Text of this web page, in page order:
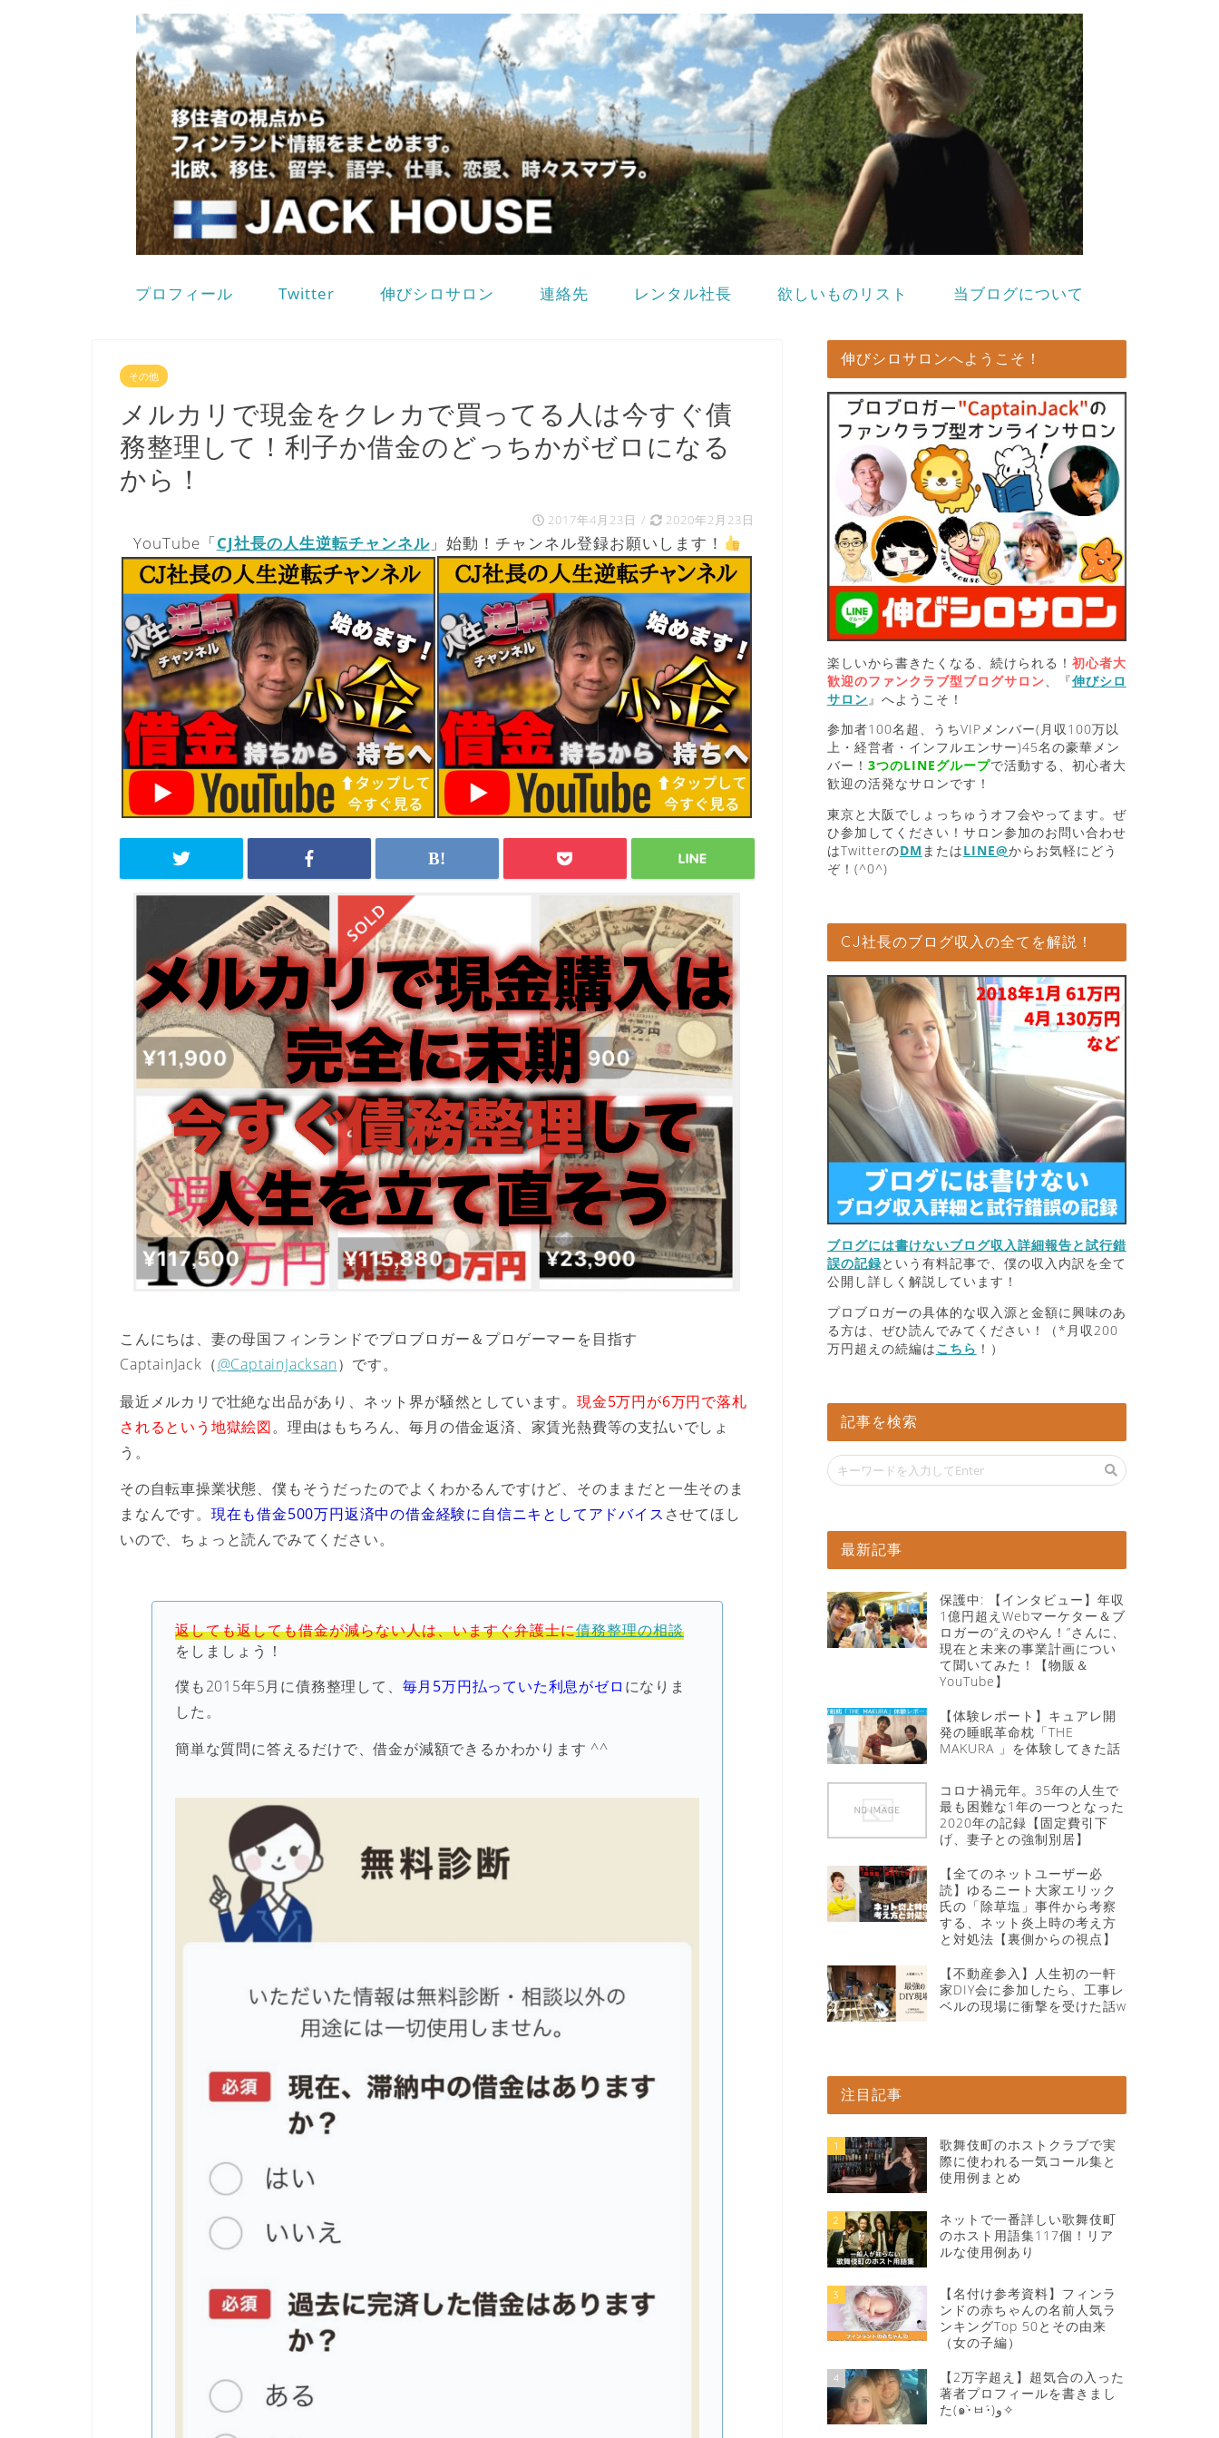
プロフィール Twitter 伸びシロサロン 連絡先 レンタル社長 欲しいものリスト 当ブログについて
その他
メルカリで現金をクレカで買ってる人は今すぐ債
務整理して！利子か借金のどっちかがゼロになる
から！
2017年4月23日 / 2020年2月23日
YouTube「CJ社長の人生逆転チャンネル」始動！チャンネル登録お願いします！
こんにちは、妻の母国フィンランドでプロブロガー＆プロゲーマーを目指す
CaptainJack（@CaptainJacksan）です。
最近メルカリで壮絶な出品があり、ネット界が騒然としています。 現金5万円が6万円で落札
されるという地獄絵図。理由はもちろん、毎月の借金返済、家賃光熱費等の支払いでしょ
う。
その自転車操業状態、僕もそうだったのでよくわかるんですけど、そのままだと一生そのま
まなんです。 現在も借金500万円返済中の借金経験に自信ニキとしてアドバイス させてほし
いので、ちょっと読んでみてください。
返しても返しても借金が減らない人は、いますぐ弁護士に債務整理の相談
をしましょう！
僕も2015年5月に債務整理して、 毎月5万円払っていた利息がゼロ になりま
した。
簡単な質問に答えるだけで、借金が減額できるかわかります ^^
伸びシロサロンへようこそ！
楽しいから書きたくなる、続けられる！ 初心者大
歓迎のファンクラブ型ブログサロン 、『伸びシロ
サロン 』へようこそ！
参加者100名超、うちVIPメンバー(月収100万以
上・経営者・インフルエンサー)45名の豪華メン
バー！ 3つのLINEグループで活動する、初心者大
歓迎の活発なサロンです！
東京と大阪でしょっちゅうオフ会やってます。ぜ
ひ参加してください！サロン参加のお問い合わせ
はTwitterのDM またはLINE@からお気軽にどう
ぞ！(^0^)
CJ社長のブログ収入の全てを解説！
ブログには書けないブログ収入詳細報告と試行錯
誤の記録という有料記事で、僕の収入内訳を全て
公開し詳しく解説しています！
プロブロガーの具体的な収入源と金額に興味のあ
る方は、ぜひ読んでみてください！（*月収200
万円超えの続編はこちら ！）
記事を検索
最新記事
保護中: 【インタビュー】年収
1億円超えWebマーケター＆ブ
ロガーの“えのやん！”さんに、
現在と未来の事業計画につい
て聞いてみた！【物販＆
YouTube】
【体験レポート】キュアレ開
発の睡眠革命枕「THE
MAKURA 」を体験してきた話
コロナ禍元年。35年の人生で
最も困難な1年の一つとなった
2020年の記録【固定費引下
げ、妻子との強制別居】
【全てのネットユーザー必
読】ゆるニート大家エリック
氏の「除草塩」事件から考察
する、ネット炎上時の考え方
と対処法【裏側からの視点】
【不動産参入】人生初の一軒
家DIY会に参加したら、工事レ
ベルの現場に衝撃を受けた話w
注目記事
1
歌舞伎町のホストクラブで実
際に使われる一気コール集と
使用例まとめ
2
ネットで一番詳しい歌舞伎町
のホスト用語集117個！リア
ルな使用例あり
3
【名付け参考資料】フィンラ
ンドの赤ちゃんの名前人気ラ
ンキングTop 50とその由来
（女の子編）
4
【2万字超え】超気合の入った
著者プロフィールを書きまし
た(๑•̀ㅂ•́)و✧